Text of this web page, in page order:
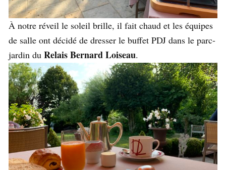
À notre réveil le soleil brille, il fait chaud et les équipes
de salle ont décidé de dresser le buffet PDJ dans le parc-
jardin du Relais Bernard Loiseau.